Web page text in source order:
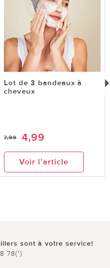
Lot de 3 bandeaux à
cheveux
7,99 4,99
Voir l’article
sont à votre service!
78(*)